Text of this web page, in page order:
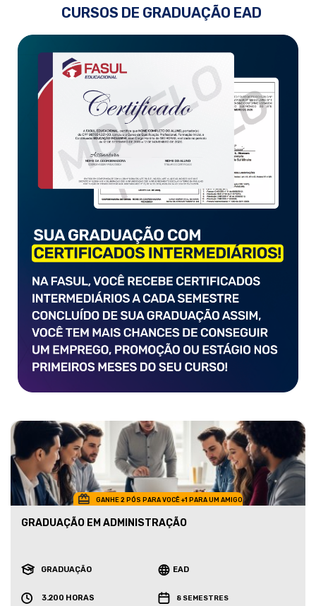
CURSOS DE GRADUAÇÃO EAD
GANHE 2 PÓS PARA VOCÊ +1 PARA UM AMIGO
GRADUAÇÃO EM ADMINISTRAÇÃO
GRADUAÇÃO EAD
3.200 HORAS 8 SEMESTRES